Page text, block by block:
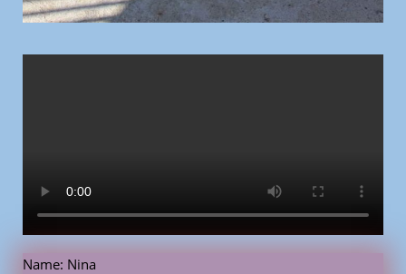
Name: Nina